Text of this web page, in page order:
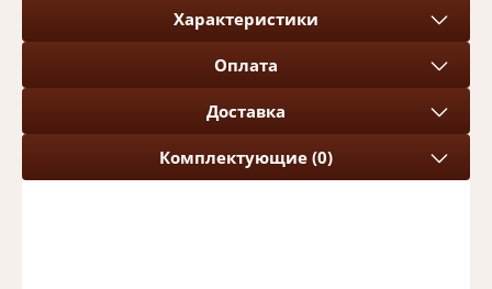
Характеристики
Оплата
Доставка
Комплектующие (0)